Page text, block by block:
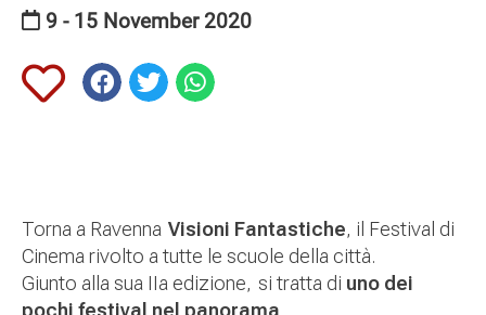
9 - 15 November 2020
Torna a Ravenna Visioni Fantastiche, il Festival di
Cinema rivolto a tutte le scuole della città.
Giunto alla sua IIa edizione, si tratta di uno dei
pochi festival nel panorama